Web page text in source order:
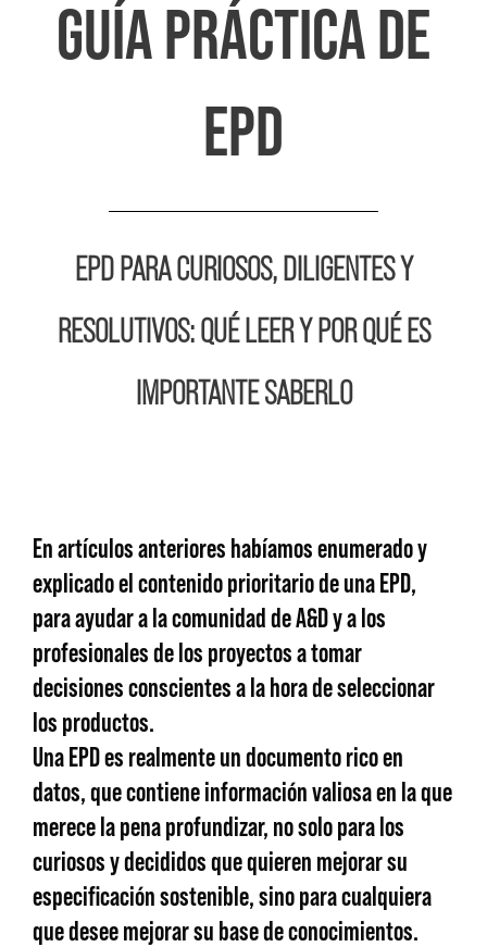
GUÍA PRÁCTICA DE
EPD
EPD PARA CURIOSOS, DILIGENTES Y
RESOLUTIVOS: QUÉ LEER Y POR QUÉ ES
IMPORTANTE SABERLO
En artículos anteriores habíamos enumerado y
explicado el contenido prioritario de una EPD,
para ayudar a la comunidad de A&D y a los
profesionales de los proyectos a tomar
decisiones conscientes a la hora de seleccionar
los productos.
Una EPD es realmente un documento rico en
datos, que contiene información valiosa en la que
merece la pena profundizar, no solo para los
curiosos y decididos que quieren mejorar su
especificación sostenible, sino para cualquiera
que desee mejorar su base de conocimientos.